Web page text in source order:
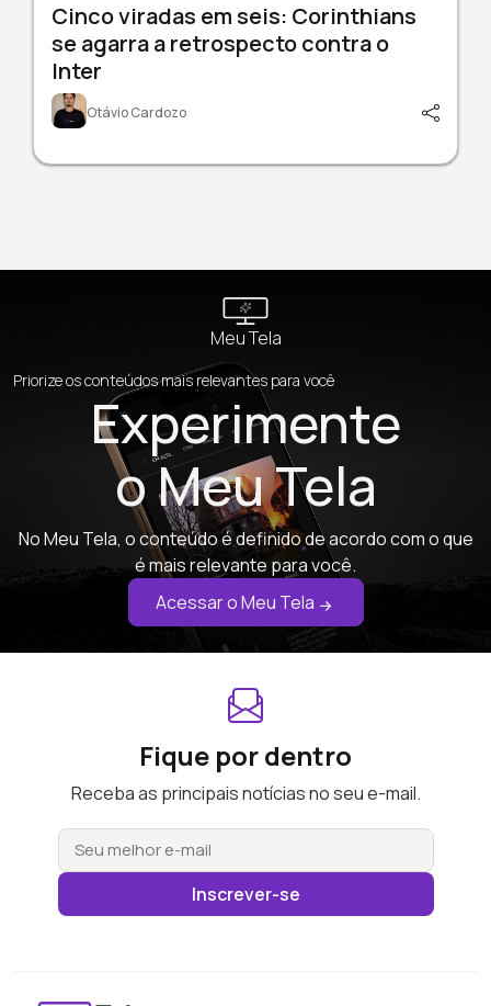
Cinco viradas em seis: Corinthians
se agarra a retrospecto contra o
Inter
Otávio Cardozo
Meu Tela
Priorize os conteúdos mais relevantes para você
Experimente
o Meu Tela
No Meu Tela, o conteúdo é definido de acordo com o que
é mais relevante para você.
Acessar o Meu Tela
Fique por dentro
Receba as principais notícias no seu e-mail.
Inscrever-se